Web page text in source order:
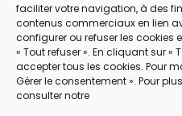
faciliter votre navigation, à des
contenus commerciaux en lien
configurer ou refuser les cookies
« Tout refuser ». En cliquant sur «
accepter tous les cookies. Pour
Gérer le consentement ». Pour
consulter notre
NOUS
04 22
NOTRE SERVICE CLIENT EST